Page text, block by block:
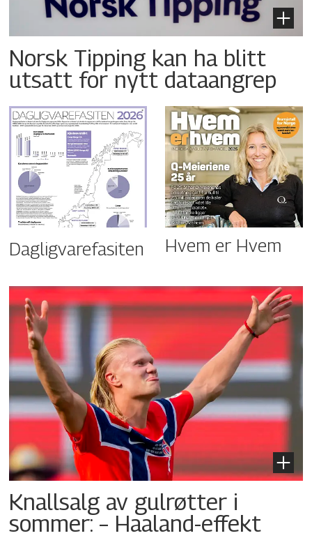
Norsk Tipping kan ha blitt
utsatt for nytt dataangrep
Dagligvarefasiten Hvem er Hvem
Knallsalg av gulrøtter i
sommer: – Haaland-effekt